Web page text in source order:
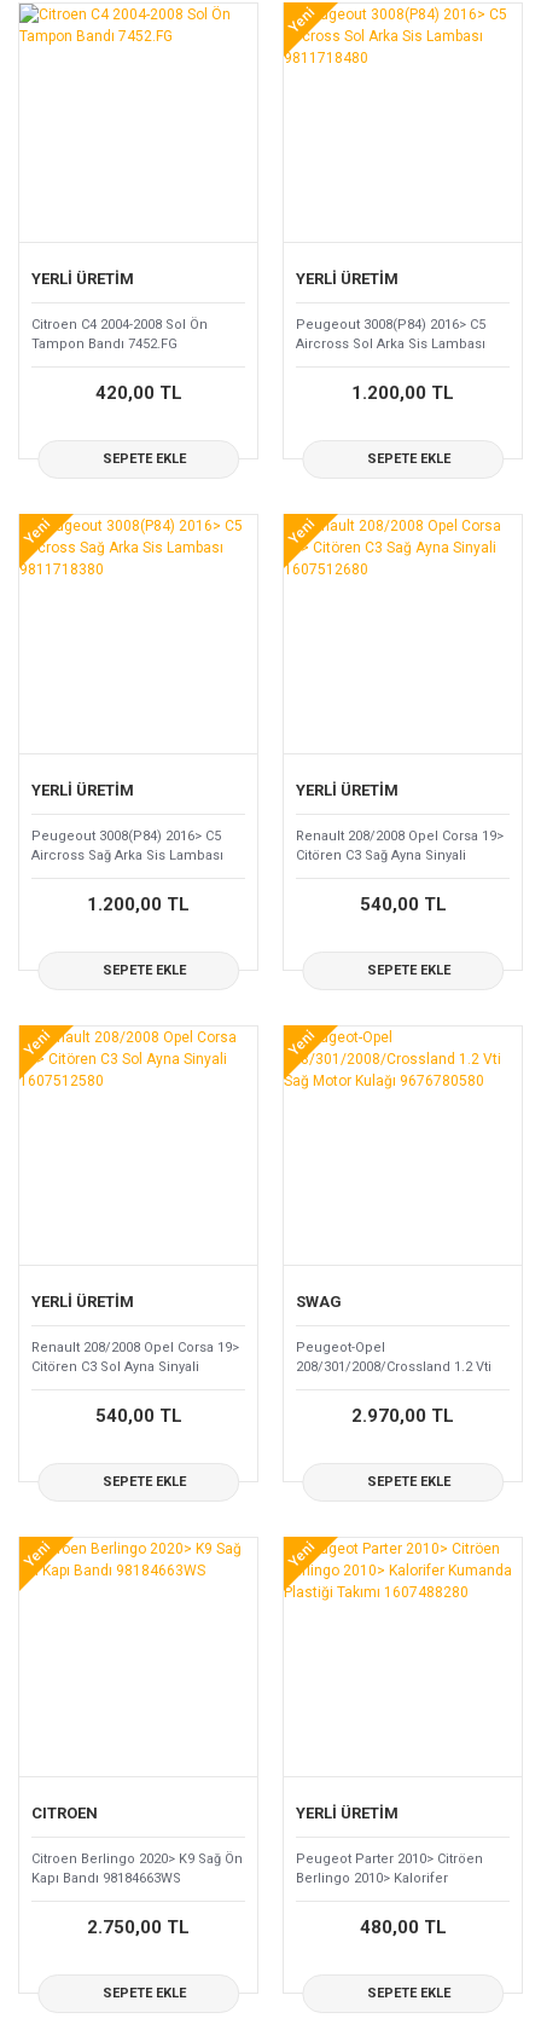
YERLİ ÜRETİM
Citroen C4 2004-2008 Sol Ön
Tampon Bandı 7452.FG
420,00 TL
SEPETE EKLE
Yeni
YERLİ ÜRETİM
Peugeout 3008(P84) 2016> C5
Aircross Sol Arka Sis Lambası
9811718480
1.200,00 TL
SEPETE EKLE
Yeni
YERLİ ÜRETİM
Peugeout 3008(P84) 2016> C5
Aircross Sağ Arka Sis Lambası
9811718380
1.200,00 TL
SEPETE EKLE
Yeni
YERLİ ÜRETİM
Renault 208/2008 Opel Corsa 19>
Citören C3 Sağ Ayna Sinyali
1607512680
540,00 TL
SEPETE EKLE
Yeni
YERLİ ÜRETİM
Renault 208/2008 Opel Corsa 19>
Citören C3 Sol Ayna Sinyali
1607512580
540,00 TL
SEPETE EKLE
Yeni
SWAG
Peugeot-Opel
208/301/2008/Crossland 1.2 Vti
Sağ Motor Kulağı 9676780580
2.970,00 TL
SEPETE EKLE
Yeni
CITROEN
Citroen Berlingo 2020> K9 Sağ Ön
Kapı Bandı 98184663WS
2.750,00 TL
SEPETE EKLE
Yeni
YERLİ ÜRETİM
Peugeot Parter 2010> Citröen
Berlingo 2010> Kalorifer
Kumanda Plastiği Takımı
1607488280480,00 TL
SEPETE EKLE